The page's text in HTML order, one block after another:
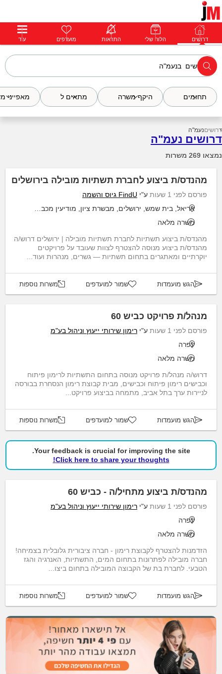
דרושים פרופילים הודעות פרימיום דרושים הלוח שלי התראות מועדפים עוד
תחומים היקף משרה מתאים ל מאפייני
דרושיםנעמ"ה
דרושים נעמ"ה
נמצאו 269 משרות
מהנדס/ת ביצוע לחברת תשתיות מובילה בירושלים
פורסם לפני 1 שעות ע"י FindU גיוס והשמה
אריאל, בית שמש, ירושלים, מבשרת ציון, מודיעין מכבים רעות
משרה מלאה
מהנדס/ת ביצוע תשתיות לחברת תשתיות מובילה | ירושלים דרוש/ה
מהנדס/ת ביצוע מנוסה להצטרף לצוות שעובד על פרויקטים
יוקרתיים ומאתגרים בתחום תשתיות — גשרים, מנהרות ועוד...
הגש מועמדות שמור למועדפים משרות נוספות
מנהל/ת פרויקט כביש 60
פורסם לפני 1 שעות ע"י רימון שירותי ייעוץ וניהול בע"מ
עפרה
משרה מלאה
דרוש/ה מנהל/ת פרויקט מנוסה בתחום התשתיות לרימון פיתוח
וכבישים רימון פיתוח וכבישים, מבית קבוצת רימון הנסחרת בבורסה
לניירות ערך בתל אביב, מתמחה בביצוע פרויקט...
הגש מועמדות שמור למועדפים משרות נוספות
Your feedback is crucial for improving the site.
Click here to share your thoughts!
מהנדס/ת ביצוע מתחיל/ה - כביש 60
פורסם לפני 1 שעות ע"י רימון שירותי ייעוץ וניהול בע"מ
עפרה
משרה מלאה
הזדמנות להצטרף לקבוצת רימון - חברה ציבורית גלובלית בצמיחה!
חברה מובילה לפתרונות בתחום המים, התשתיות, האנרגיה והגז
הטבעי. לחברת בת של הקבוצה המובילה בתחום ביצו...
הגש מועמדות שמור למועדפים משרות נוספות